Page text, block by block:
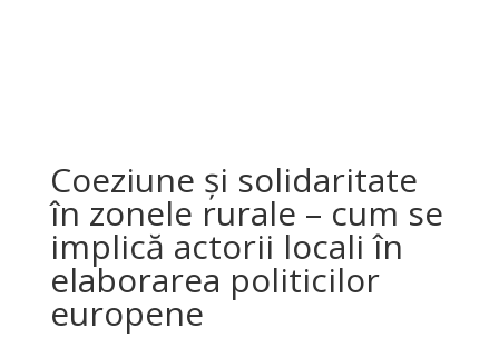
Coeziune și solidaritate
în zonele rurale – cum se
implică actorii locali în
elaborarea politicilor
europene